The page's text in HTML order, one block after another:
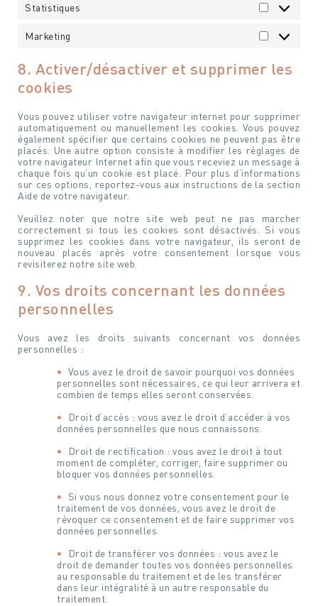
Statistiques
Marketing
Marketing
8. Activer/désactiver et supprimer les
cookies
Vous pouvez utiliser votre navigateur internet pour supprimer
automatiquement ou manuellement les cookies. Vous pouvez
également spécifier que certains cookies ne peuvent pas être
placés. Une autre option consiste à modifier les réglages de
votre navigateur Internet afin que vous receviez un message à
chaque fois qu’un cookie est placé. Pour plus d’informations
sur ces options, reportez-vous aux instructions de la section
Aide de votre navigateur.
Veuillez noter que notre site web peut ne pas marcher
correctement si tous les cookies sont désactivés. Si vous
supprimez les cookies dans votre navigateur, ils seront de
nouveau placés après votre consentement lorsque vous
revisiterez notre site web.
9. Vos droits concernant les données
personnelles
Vous avez les droits suivants concernant vos données
personnelles :
Vous avez le droit de savoir pourquoi vos données
personnelles sont nécessaires, ce qui leur arrivera et
combien de temps elles seront conservées.
Droit d’accès : vous avez le droit d’accéder à vos
données personnelles que nous connaissons.
Droit de rectification : vous avez le droit à tout
moment de compléter, corriger, faire supprimer ou
bloquer vos données personnelles.
Si vous nous donnez votre consentement pour le
traitement de vos données, vous avez le droit de
révoquer ce consentement et de faire supprimer vos
données personnelles.
Droit de transférer vos données : vous avez le
droit de demander toutes vos données personnelles
au responsable du traitement et de les transférer
dans leur intégralité à un autre responsable du
traitement.
Votre message
Pour soumettre ce formulaire, vous devez
accepter notreDéclaration de confidentialité
Votre message et vos disponibilités
Pour soumettre ce formulaire, vous devez
accepter notreDéclaration de confidentialité